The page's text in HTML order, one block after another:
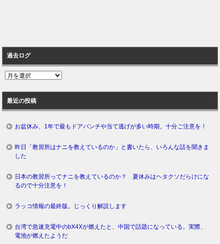
過去ログ
過
ロ
グ
最近の投稿
お盆休み、1年で最もドアパンチや当て逃げが多い時期。十分ご注意を！
昨日「教習所はナニを教えているのか」と書いたら、いろんな話を聞きま
した
日本の教習所ってナニを教えているのか？ 夏休みはヘタクソだらけにな
るので十分注意を！
ラッコ情報の最終版。じっくり解説します
台湾で急速充電中のbX4Xが燃えたと、中国で話題になっている。実際、
電池が燃えたようだ